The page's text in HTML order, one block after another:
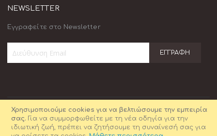
Χρησιμοποιούμε cookies για να βελτιώσουμε την εμπειρία
σας.
Για να συμμορφωθείτε με τη νέα οδηγία για την
ιδιωτική ζωή, πρέπει να ζητήσουμε τη συναίνεσή σας για
NEWSLETTER
Εγγραφείτε στο Newsletter
Δελτίο:
ΕΓΓΡΑΦΉ